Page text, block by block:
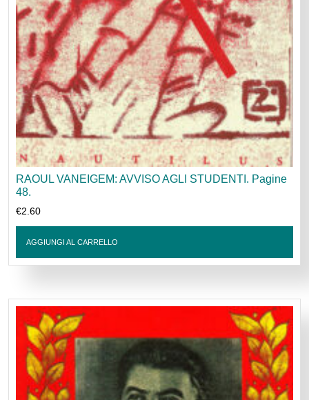
RAOUL VANEIGEM: AVVISO AGLI STUDENTI. Pagine
48.
€2.60
AGGIUNGI AL CARRELLO